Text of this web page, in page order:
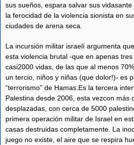
sus sueños, espara salvar sus vidasante
la ferocidad de la violencia sionista en
ciudades de arena seca.
La incursión militar israelí argumenta que
esta violencia brutal -que en apenas
casi2000 vidas, de las que al menos
un tercio, niños y niñas (que dolor!)- es
“terrorismo” de Hamas.Es la tercera
Palestina desde 2006, esta vezcon más
desplazadas, con cerca de 5000
primera operación militar de Israel en
casas destruidas completamente. La
juego no existe, el aire que se respira